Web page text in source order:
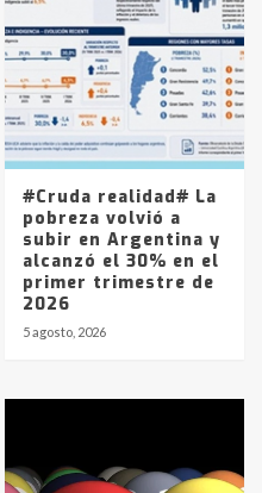
Lauquen
los combustibles en
YPF hasta Axion
pesos
#Cruda realidad# La
pobreza volvió a
subir en Argentina y
alcanzó el 30% en el
primer trimestre de
2026
5 agosto, 2026